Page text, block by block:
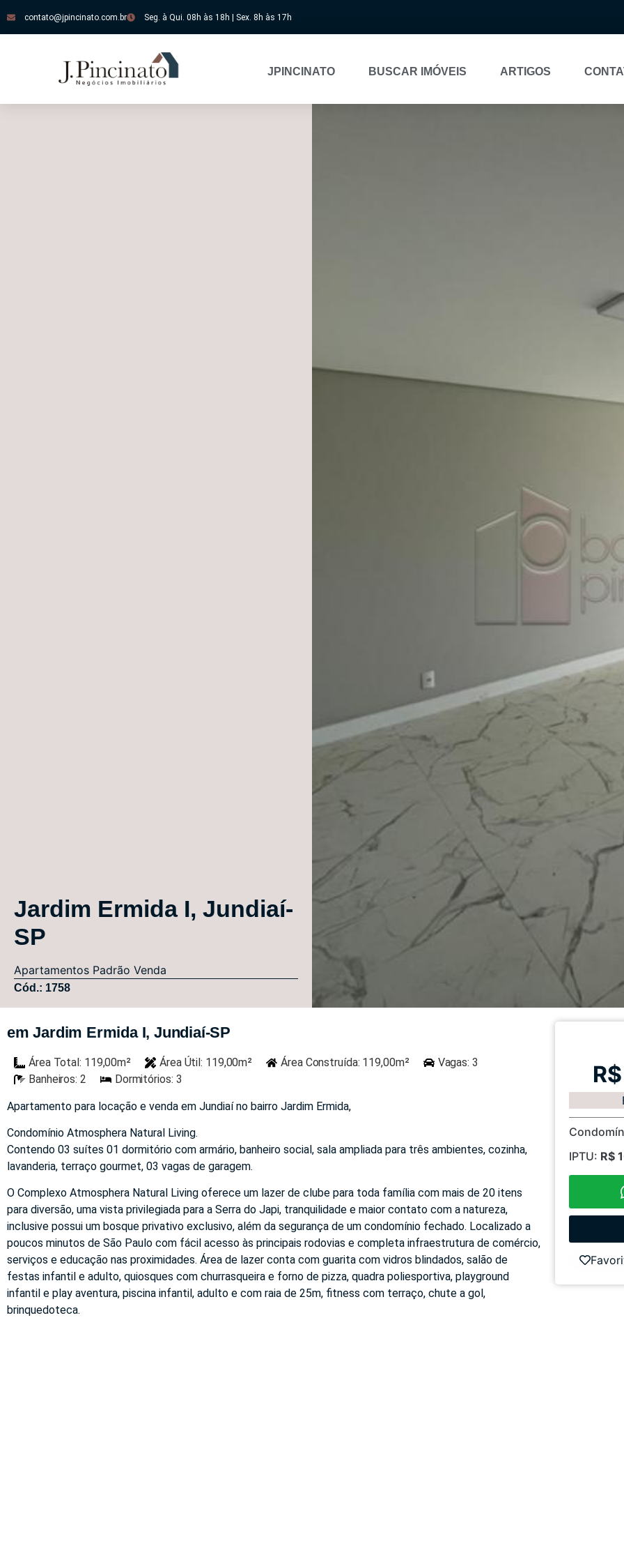
contato@jpincinato.com.br Seg. à Qui. 08h às 18h | Sex. 8h às 17h
JPINCINATO BUSCAR IMÓVEIS ARTIGOS
Jardim Ermida I, Jundiaí-
SP
Apartamentos Padrão Venda
Cód.: 1758
em Jardim Ermida I, Jundiaí-SP
Área Total: 119,00m² Área Útil: 119,00m² Área Construída: 119,00m²
Vagas: 3
Banheiros: 2
Dormitórios: 3
Apartamento para locação e venda em Jundiaí no bairro Jardim Ermida,
Condomínio Atmosphera Natural Living.
Contendo 03 suítes 01 dormitório com armário, banheiro social, sala ampliada para três ambientes, cozinha,
lavanderia, terraço gourmet, 03 vagas de garagem.
O Complexo Atmosphera Natural Living oferece um lazer de clube para toda família com mais de 20 itens
para diversão, uma vista privilegiada para a Serra do Japi, tranquilidade e maior contato com a natureza,
inclusive possui um bosque privativo exclusivo, além da segurança de um condomínio fechado. Localizado a
poucos minutos de São Paulo com fácil acesso às principais rodovias e completa infraestrutura de comércio,
serviços e educação nas proximidades. Área de lazer conta com guarita com vidros blindados, salão de
festas infantil e adulto, quiosques com churrasqueira e forno de pizza, quadra poliesportiva, playground
infantil e play aventura, piscina infantil, adulto e com raia de 25m, fitness com terraço, chute a gol,
brinquedoteca.
IPTU: R$